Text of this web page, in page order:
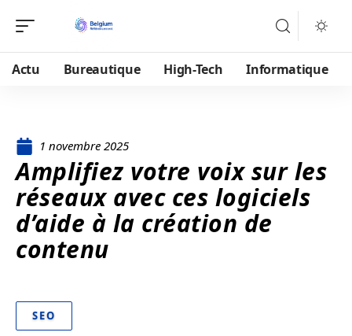
Actu Bureautique High-Tech Informatique
1 novembre 2025
Amplifiez votre voix sur les
réseaux avec ces logiciels
d’aide à la création de
contenu
SEO